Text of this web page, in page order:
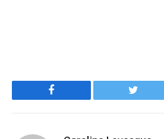
Facebook Twitter